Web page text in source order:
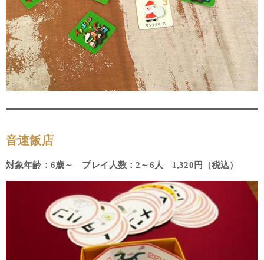
音速飯店
対象年齢：6歳～ プレイ人数：2～6人 1,320円（税込）